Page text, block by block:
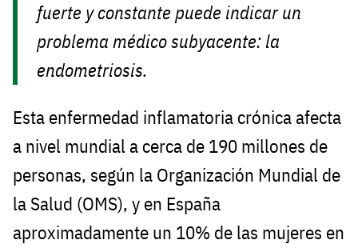
fuerte y constante puede indicar un
problema médico subyacente: la
endometriosis.
Esta enfermedad inflamatoria crónica afecta
a nivel mundial a cerca de 190 millones de
personas, según la Organización Mundial de
la Salud (OMS), y en España
aproximadamente un 10% de las mujeres en